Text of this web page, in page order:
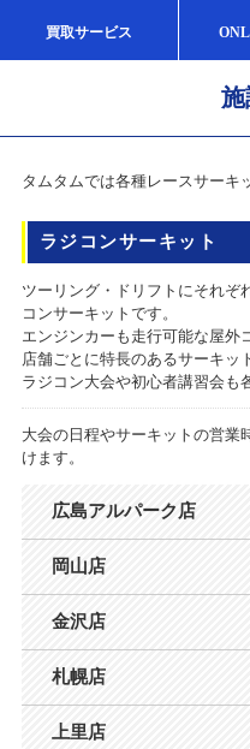
買取サービス
施
タムタムでは各種レースサーキ
ラジコンサーキット
ツーリング・ドリフトにそれぞ
コンサーキットです。
エンジンカーも走行可能な屋外
店舗ごとに特長のあるサーキッ
ラジコン大会や初心者講習会も
大会の日程やサーキットの営業
けます。
広島アルパーク店
岡山店
金沢店
札幌店
上里店